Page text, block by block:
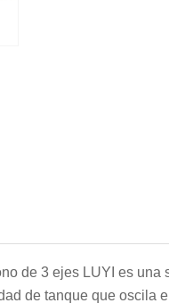
de 3 ejes LUYI es
de tanque que oscila